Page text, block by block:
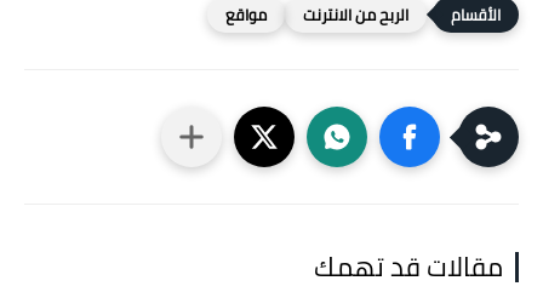
الربح من الانترنت مواقع
مقالات قد تهمك